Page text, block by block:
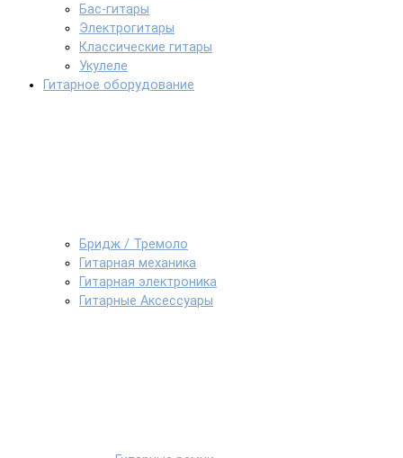
Бас-гитары
Электрогитары
Классические гитары
Укулеле
Гитарное оборудование
Бридж / Тремоло
Гитарная механика
Гитарная электроника
Гитарные Аксессуары